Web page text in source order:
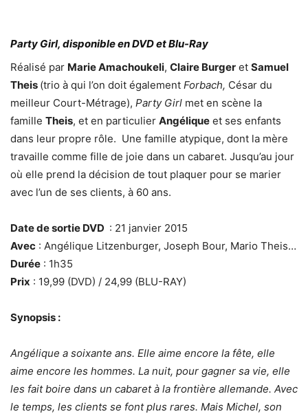
Party Girl, disponible en DVD et Blu-Ray
Réalisé par Marie Amachoukeli, Claire Burger et Samuel
Theis (trio à qui l’on doit également Forbach, César du
meilleur Court-Métrage), Party Girl met en scène la
famille Theis, et en particulier Angélique et ses enfants
dans leur propre rôle. Une famille atypique, dont la mère
travaille comme fille de joie dans un cabaret. Jusqu’au jour
où elle prend la décision de tout plaquer pour se marier
avec l’un de ses clients, à 60 ans.
Date de sortie DVD : 21 janvier 2015
Avec : Angélique Litzenburger, Joseph Bour, Mario Theis…
Durée : 1h35
Prix : 19,99 (DVD) / 24,99 (BLU-RAY)
Synopsis :
Angélique a soixante ans. Elle aime encore la fête, elle
aime encore les hommes. La nuit, pour gagner sa vie, elle
les fait boire dans un cabaret à la frontière allemande. Avec
le temps, les clients se font plus rares. Mais Michel, son